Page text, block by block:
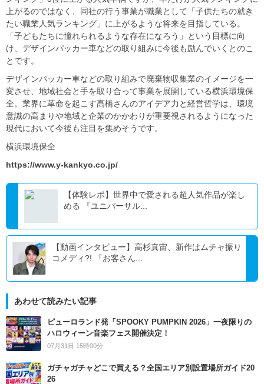
上がるのではなく、同社の行う事業が職業として「子供たちの就き
たい職業人気ランキング」に上がるような将来を目指している。
「子どもたちに憧れられるような存在になろう」という目標に向
け、デザインパッカー車などの取り組みに今後も励んでいくとのこ
とです。
デザインパッカー車などの取り組みで廃棄物収集業のイメージを一
変させ、地域社会と手を取り合って事業を展開している横浜環境保
全。業界に革命を起こす髙橋さんのアイデア力と経営哲学は、環境
意識の高まりや地域と企業のかかわりが重要視されるようになった
現代において今後も注目を集めそうです。
横浜環境保全
https://www.y-kankyo.co.jp/
【体験レポ】世界中で愛される超人気作品が楽し
める 『ユニバーサル...
【動画インタビュー】高杉真宙、新作はムチャ振り
コメディ?! 「お客さん...
あわせて読みたい記事
ピューロランド発「SPOOKY PUMPKIN 2026」一夜限りの
ハロウィーン音楽フェス開催決定！
07月31日 15時00分
ガチャガチャどこで買える？全国エリア別設置場所ガイド20
26